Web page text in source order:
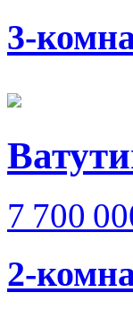
3-
7 700
2-